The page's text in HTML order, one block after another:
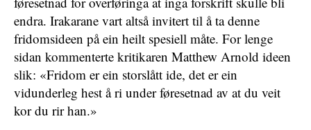
endra. Irakarane vart altså invitert til å ta denne
fridomsideen på ein heilt spesiell måte. For lenge
sidan kommenterte kritikaren Matthew Arnold ideen
slik: «Fridom er ein storslått ide, det er ein
vidunderleg hest å ri under føresetnad av at du veit
kor du rir han.»